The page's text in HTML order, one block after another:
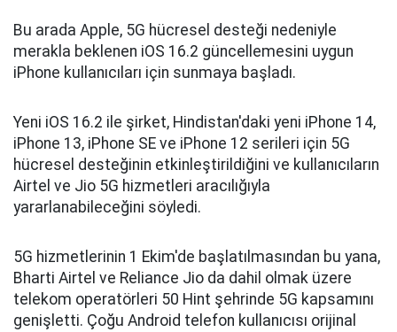
Bu arada Apple, 5G hücresel desteği nedeniyle
merakla beklenen iOS 16.2 güncellemesini uygun
iPhone kullanıcıları için sunmaya başladı.
Yeni iOS 16.2 ile şirket, Hindistan'daki yeni iPhone 14,
iPhone 13, iPhone SE ve iPhone 12 serileri için 5G
hücresel desteğinin etkinleştirildiğini ve kullanıcıların
Airtel ve Jio 5G hizmetleri aracılığıyla
yararlanabileceğini söyledi.
5G hizmetlerinin 1 Ekim'de başlatılmasından bu yana,
Bharti Airtel ve Reliance Jio da dahil olmak üzere
telekom operatörleri 50 Hint şehrinde 5G kapsamını
genişletti. Çoğu Android telefon kullanıcısı orijinal